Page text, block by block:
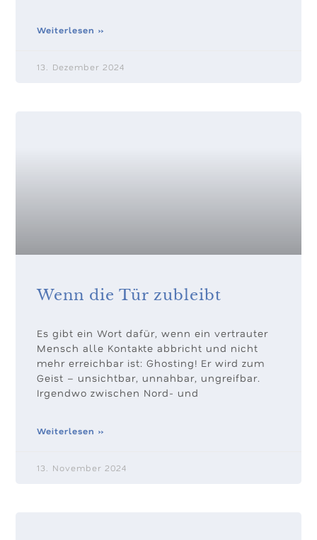
Weiterlesen »
13. Dezember 2024
Wenn die Tür zubleibt
Es gibt ein Wort dafür, wenn ein vertrauter
Mensch alle Kontakte abbricht und nicht
mehr erreichbar ist: Ghosting! Er wird zum
Geist – unsichtbar, unnahbar, ungreifbar.
Irgendwo zwischen Nord- und
Weiterlesen »
13. November 2024